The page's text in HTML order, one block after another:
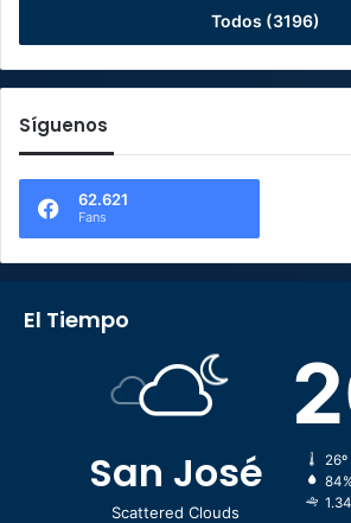
Todos (3196)
Síguenos
62.621
Fans
El Tiempo
San José
Scattered Clouds
26º